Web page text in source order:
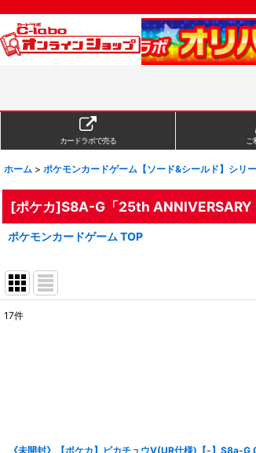
カードラボで売る ご
ホーム > ポケモンカードゲーム【ソード&シールド】シリ
[ポケカ]S8A-G「25th ANNIVERSARY
ポケモンカードゲーム TOP
17件
《未開封》【ポケカ】ピカチュウV(UR仕様)【-】S8a-G